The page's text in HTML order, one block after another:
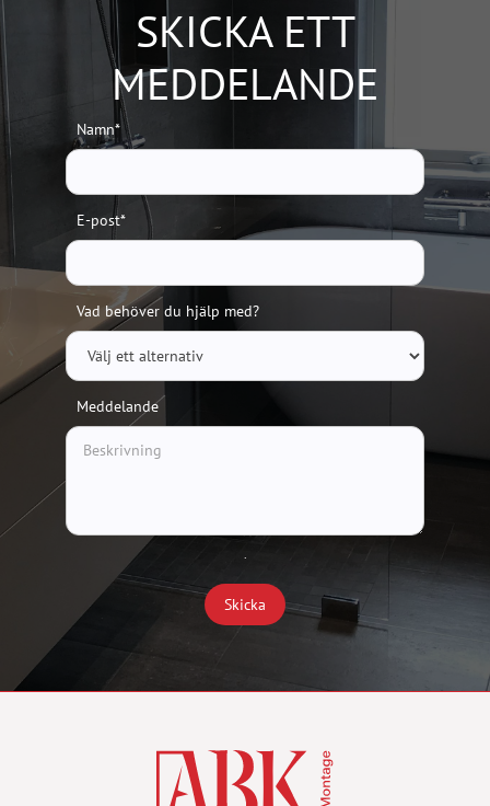
SKICKA ETT
MEDDELANDE
Namn*
E-post*
Vad behöver du hjälp med?
Meddelande